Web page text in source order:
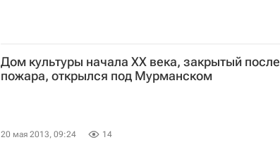
Дом культуры начала XX века, закрытый после
пожара, открылся под Мурманском
20 мая 2013, 09:24 14